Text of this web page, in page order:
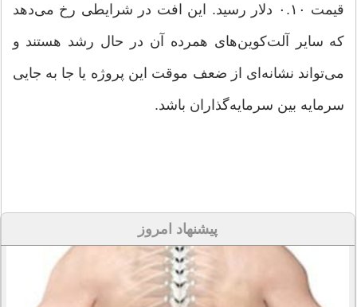
قیمت ۰.۱۰ دلار رسید. این افت در شرایطی رخ می‌دهد
که سایر آلت‌کوین‌های همرده آن در حال رشد هستند و
می‌تواند نشانه‌ای از ضعف موقت این پروژه یا جا به جایی
سرمایه بین سرمایه‌گذاران باشد.
پیشنهاد امروز